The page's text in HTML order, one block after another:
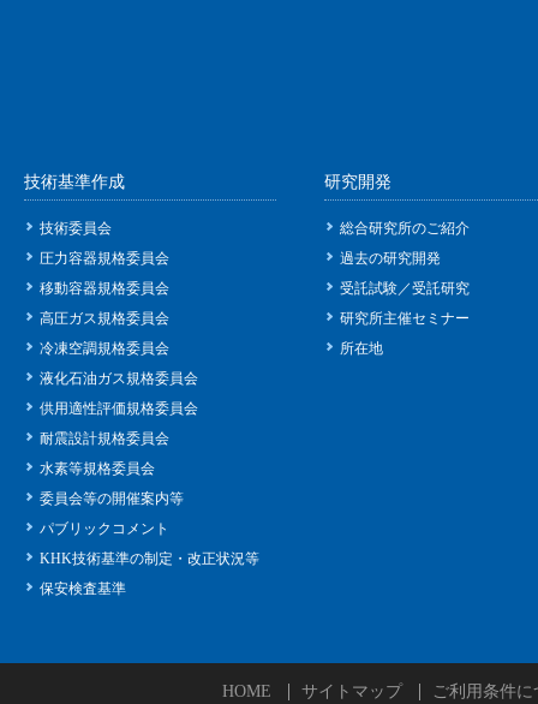
技術基準作成
技術委員会
圧力容器規格委員会
移動容器規格委員会
高圧ガス規格委員会
冷凍空調規格委員会
液化石油ガス規格委員会
供用適性評価規格委員会
耐震設計規格委員会
水素等規格委員会
委員会等の開催案内等
パブリックコメント
KHK技術基準の制定・改正状況等
保安検査基準
研究開発
総合研究所のご紹介
過去の研究開発
受託試験／受託研究
研究所主催セミナー
所在地
HOME サイトマップ ご利用条件に